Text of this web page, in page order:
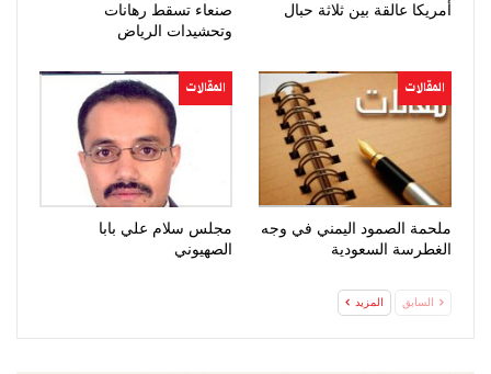
أمريكا عالقة بين ثلاثة حبال
صنعاء تسقط رهانات
وتحشيدات الرياض
المقالات
ملحمة الصمود اليمني في وجه
الغطرسة السعودية
المقالات
مجلس سلام علي بابا
الصهيوني
السابق المزيد